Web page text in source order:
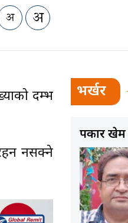
दम्भ
नसक्ने
भर्खर
पत्रकार खेम